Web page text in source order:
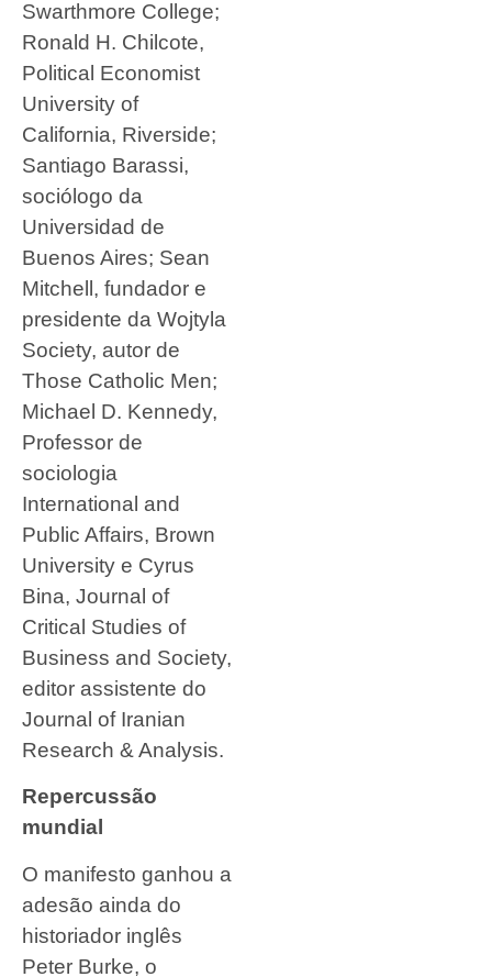
Swarthmore College;
Ronald H. Chilcote,
Political Economist
University of
California, Riverside;
Santiago Barassi,
sociólogo da
Universidad de
Buenos Aires; Sean
Mitchell, fundador e
presidente da Wojtyla
Society, autor de
Those Catholic Men;
Michael D. Kennedy,
Professor de
sociologia
International and
Public Affairs, Brown
University e Cyrus
Bina, Journal of
Critical Studies of
Business and Society,
editor assistente do
Journal of Iranian
Research & Analysis.
Repercussão
mundial
O manifesto ganhou a
adesão ainda do
historiador inglês
Peter Burke, o